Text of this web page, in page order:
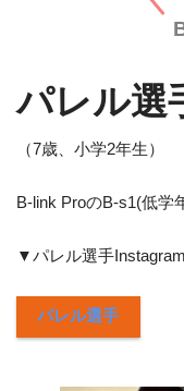
パレル選
（7歳、小学2年生）
B-link ProのB-s1(低学
▼パレル選手
パレル選手